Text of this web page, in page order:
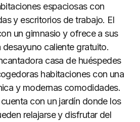
espaciosas con
y escritorios de trabajo. El
un gimnasio y ofrece a sus
desayuno caliente gratuito.
casa de huéspedes
habitaciones con una
y modernas comodidades.
con un jardín donde los
relajarse y disfrutar del